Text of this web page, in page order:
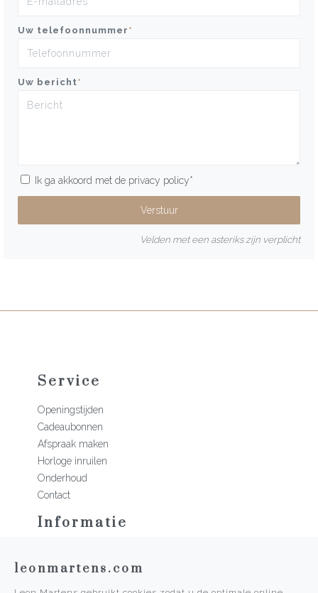
Uw telefoonnummer *
Uw bericht*
Ik ga akkoord met de privacy policy*
Velden met een asteriks zijn verplicht
Service
Openingstijden
Cadeaubonnen
Afspraak maken
Horloge inruilen
Onderhoud
Contact
Informatie
Historie
leonmartens.com